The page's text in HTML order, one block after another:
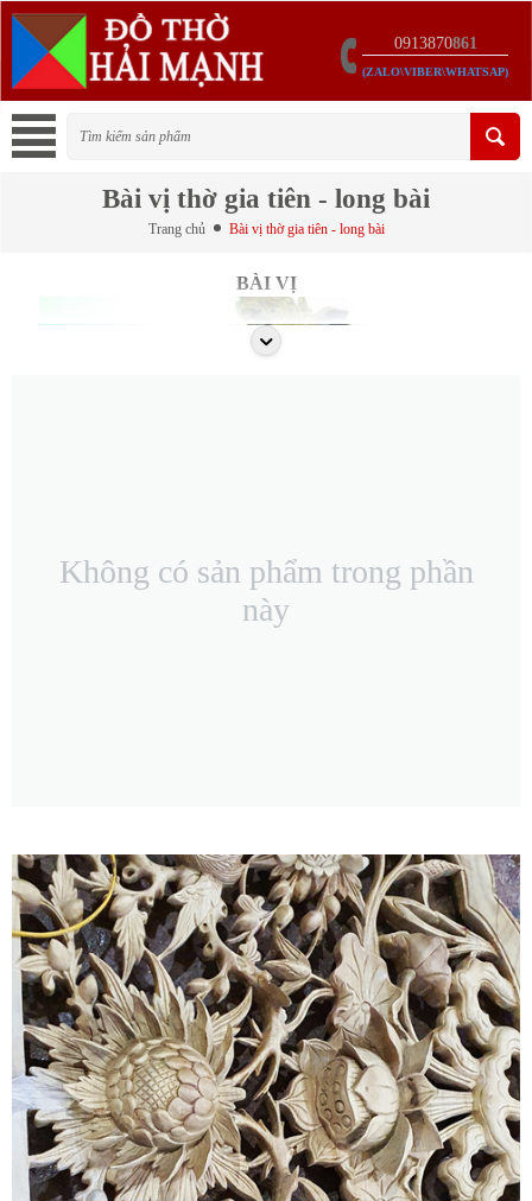
0913870861
(ZALO\VIBER\WHATSAP)
Bài vị thờ gia tiên - long bài
Trang chủ Bài vị thờ gia tiên - long bài
BÀI VỊ
Bài vịlà một cái thẻ làm bằng gỗ (gỗ dổi, gỗ vàng tâm, gỗ mít, gỗ
tràm...) dùng để đề tên người đã khuất tương đồng như di ảnh,
còn được gọi làthần chủ.
Bài vị thường được đặt trên ngai hoặc trong khám. Phía trên của
bài vị là một ván gỗ kết hình lá sòi hoặc hình tròn, bổ sung bằng
Không có sản phẩm trong phần
này